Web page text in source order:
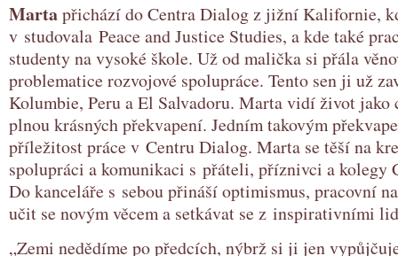
Martapřichází do Centra Dialog z jižní Kalifornie,
v studovala Peace and Justice Studies, a kde také
studenty na vysoké škole. Už od malička si přála
problematice rozvojové spolupráce. Tento sen ji už
Kolumbie, Peru a El Salvadoru. Marta vidí život jako
plnou krásných překvapení. Jedním takovým
příležitost práce v Centru Dialog. Marta se těší na
spolupráci a komunikaci s přáteli, příznivci a kolegy
Do kanceláře s sebou přináší optimismus, pracovní
učit se novým věcem a setkávat se z inspirativními
„Zemi nedědíme po předcích, nýbrž si ji jen